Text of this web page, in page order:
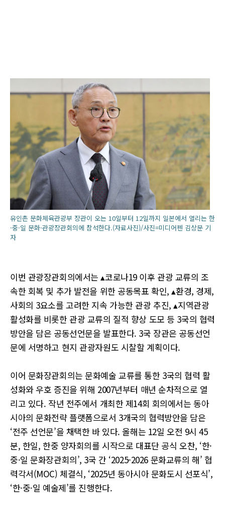
유인촌 문화체육관광부 장관이 오는 10일부터 12일까지 일본에서 열리는 한
·중·일 문화·관광장관회의에 참석한다.(자료사진)/사진=미디어펜 김상문 기
자
이번 관광장관회의에서는 ▴코로나19 이후 관광 교류의 조
속한 회복 및 추가 발전을 위한 공동목표 확인, ▴환경, 경제,
사회의 3요소를 고려한 지속 가능한 관광 추진, ▴지역관광
활성화를 비롯한 관광 교류의 질적 향상 도모 등 3국의 협력
방안을 담은 공동선언문을 발표한다. 3국 장관은 공동선언
문에 서명하고 현지 관광자원도 시찰할 계획이다.
이어 문화장관회의는 문화예술 교류를 통한 3국의 협력 활
성화와 우호 증진을 위해 2007년부터 매년 순차적으로 열
리고 있다. 작년 전주에서 개최한 제14회 회의에서는 동아
시아의 문화전략 플랫폼으로서 3개국의 협력방안을 담은
‘전주 선언문’을 채택한 바 있다. 올해는 12일 오전 9시 45
분, 한일, 한중 양자회의를 시작으로 대표단 공식 오찬, ‘한·
중·일 문화장관회의’, 3국 간 ‘2025-2026 문화교류의 해’ 협
력각서(MOC) 체결식, ‘2025년 동아시아 문화도시 선포식’,
‘한·중·일 예술제’를 진행한다.